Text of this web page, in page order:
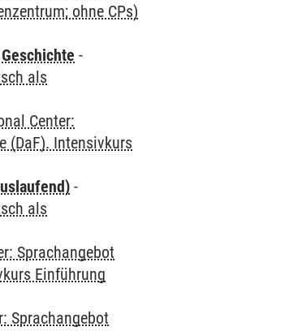
ohne CPs)
-
als
Center:
(DaF). Intensivkurs
-
als
Sprachangebot
Einführung
Sprachangebot